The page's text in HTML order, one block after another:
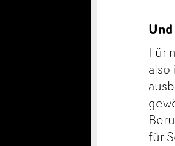
Für
für